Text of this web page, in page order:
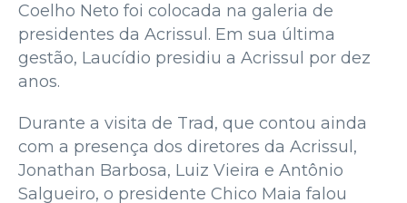
Coelho Neto foi colocada na galeria de
presidentes da Acrissul. Em sua última
gestão, Laucídio presidiu a Acrissul por dez
anos.
Durante a visita de Trad, que contou ainda
com a presença dos diretores da Acrissul,
Jonathan Barbosa, Luiz Vieira e Antônio
Salgueiro, o presidente Chico Maia falou